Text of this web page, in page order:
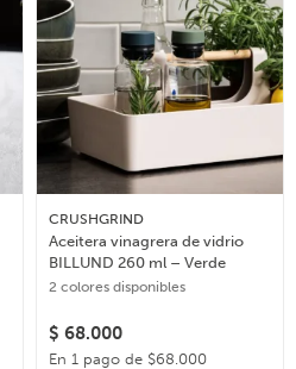
CRUSHGRIND
Aceitera vinagrera de vidrio
BILLUND 260 ml – Verde
2 colores disponibles
$ 68.000
En 1 pago de $68.000